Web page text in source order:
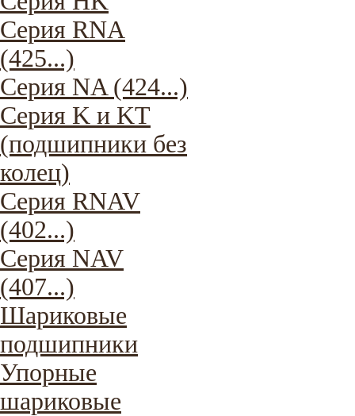
Серия RNA
(425...)
Серия NA (424...)
Серия K и KT
(подшипники без
колец)
Серия RNAV
(402...)
Серия NAV
(407...)
Шариковые
подшипники
Упорные
шариковые